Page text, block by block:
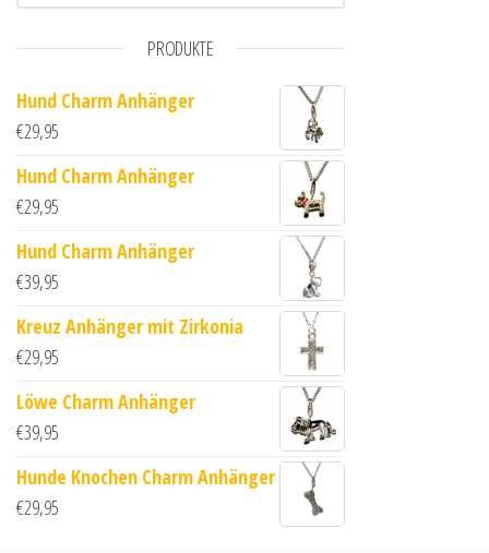
PRODUKTE
Hund Charm Anhänger
€29,95
Hund Charm Anhänger
€29,95
Hund Charm Anhänger
€39,95
Kreuz Anhänger mit Zirkonia
€29,95
Löwe Charm Anhänger
€39,95
Hunde Knochen Charm Anhänger
€29,95